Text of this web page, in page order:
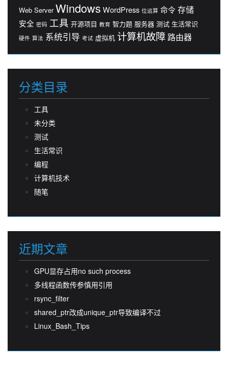
Web Server Windows WordPress 位运算 命令 存储
安全 密码 工具 开源项目 教育 智力题 服务器 测试 生活常识
硬件 算法 系统引导 考试 虚拟机 计算机故障 路由器
分类目录
工具
未分类
测试
生活常识
编程
计算机技术
随笔
近期文章
GPU显存占用no such process
多线程函数传参慎用引用
rsync_filter
shared_ptr改成unique_ptr导致编译不过
Linux_Bash_Tips